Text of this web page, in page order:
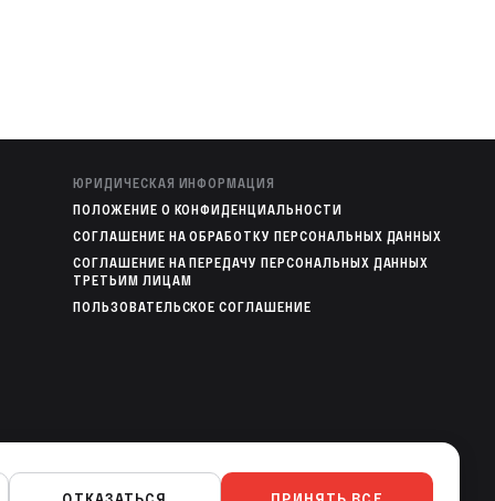
ЮРИДИЧЕСКАЯ ИНФОРМАЦИЯ
ПОЛОЖЕНИЕ О КОНФИДЕНЦИАЛЬНОСТИ
СОГЛАШЕНИЕ НА ОБРАБОТКУ ПЕРСОНАЛЬНЫХ ДАННЫХ
СОГЛАШЕНИЕ НА ПЕРЕДАЧУ ПЕРСОНАЛЬНЫХ ДАННЫХ
ТРЕТЬИМ ЛИЦАМ
ПОЛЬЗОВАТЕЛЬСКОЕ СОГЛАШЕНИЕ
МОБИЛЬНЫЕ ПРИЛОЖЕНИЯ